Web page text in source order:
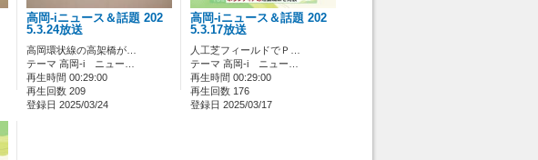
高岡-iニュース＆話題 202
5.3.24放送
高岡環状線の高架橋が…
テーマ 高岡-i ニュー…
再生時間 00:29:00
再生回数 209
登録日 2025/03/24
高岡-iニュース＆話題 202
5.3.17放送
人工芝フィールドでＰ…
テーマ 高岡-i ニュー…
再生時間 00:29:00
再生回数 176
登録日 2025/03/17